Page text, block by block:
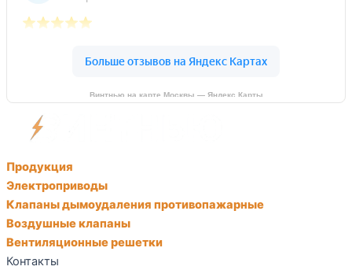
Винтнью на карте Москвы — Яндекс Карты
Продукция
Электроприводы
Клапаны дымоудаления противопажарные
Воздушные клапаны
Вентиляционные решетки
Контакты